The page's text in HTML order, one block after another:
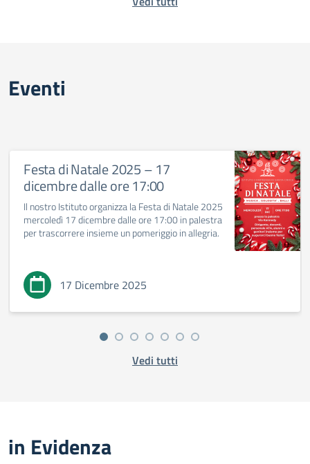
Eventi
Festa di Natale 2025 – 17
dicembre dalle ore 17:00
Il nostro Istituto organizza la Festa di Natale 2025
mercoledì 17 dicembre dalle ore 17:00 in palestra
per trascorrere insieme un pomeriggio in allegria.
17 Dicembre 2025
Vedi tutti
in Evidenza